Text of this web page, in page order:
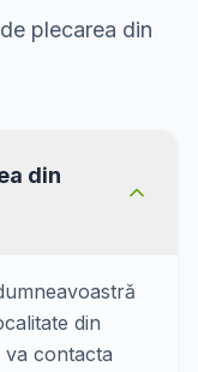
plecarea din
din
din
contacta